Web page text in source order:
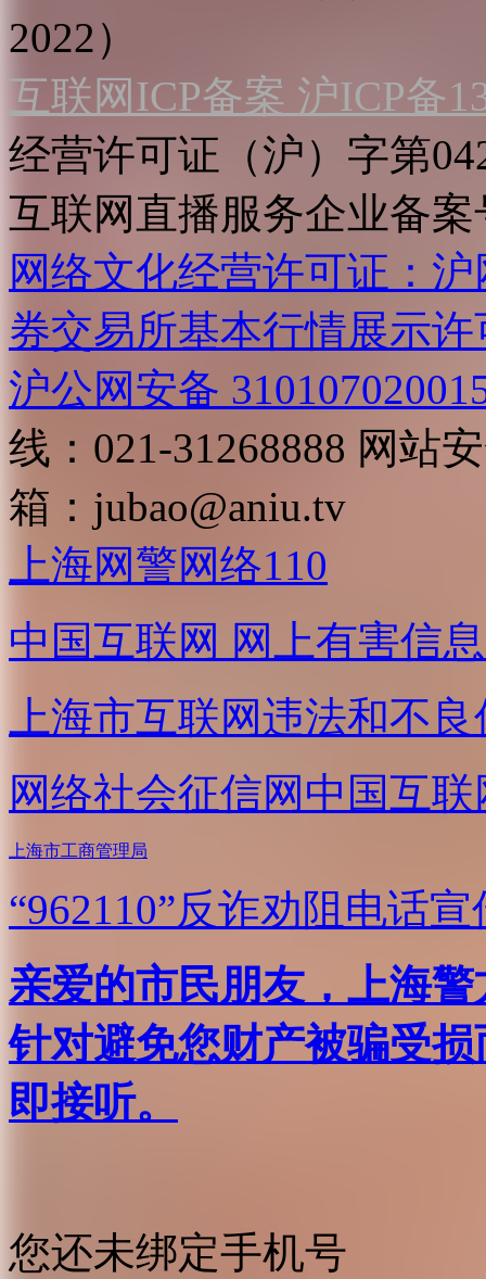
2022）
互联网ICP备案 沪ICP备
经营许可证（沪）字第
互联网直播服务企业备案
网络文化经营许可证：
券交易所基本行情展示许
沪公网安备
线：021-31268888 网站
箱： jubao@aniu.tv
上海网警网络110
中国互联网 网上有害信
上海市互联网违法和不
网络社会征信网 中国互
上海市工商管理局
“962110”反诈劝阻电话宣
亲爱的市民朋友，上海
针对避免您财产被骗受
即接听。
您还未绑定手机号